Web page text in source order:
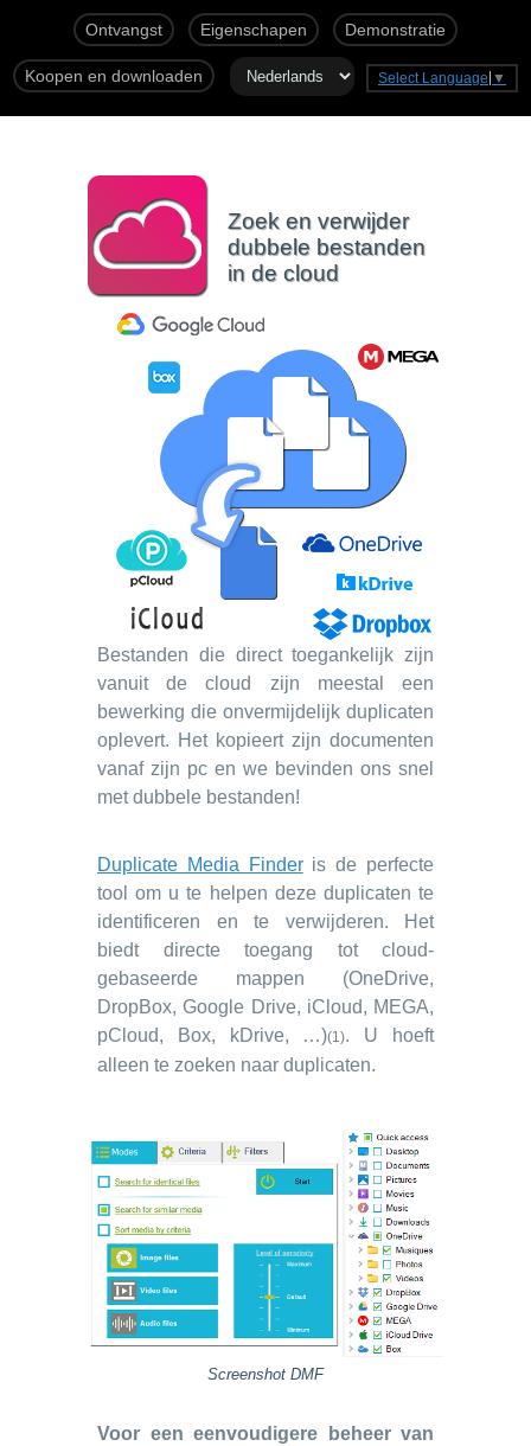
Ontvangst Eigenschapen Demonstratie
Koopen en downloaden Select Language ▼
Zoek en verwijder
dubbele bestanden
in de cloud
Bestanden die direct toegankelijk zijn
vanuit de cloud zijn meestal een
bewerking die onvermijdelijk duplicaten
oplevert. Het kopieert zijn documenten
vanaf zijn pc en we bevinden ons snel
met dubbele bestanden!
Duplicate Media Finderis de perfecte
tool om u te helpen deze duplicaten te
identificeren en te verwijderen. Het
biedt directe toegang tot cloud-
gebaseerde mappen (OneDrive,
DropBox, Google Drive, iCloud, MEGA,
pCloud, Box, kDrive, …)(1). U hoeft
alleen te zoeken naar duplicaten.
Screenshot DMF
Voor een eenvoudigere beheer van